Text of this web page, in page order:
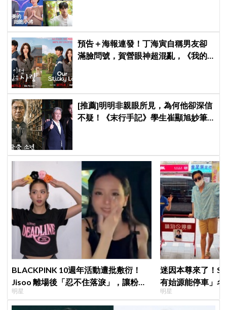
預告＋海報連發！丁海寅自稱男友卻
滿臉問號，賀營眼神超混亂，《我的
[推薦]明明非親眼所見，為何他卻深信
不疑！《末行手記》學生崔顯旭妙筆
BLACKPINK 10週年活動遭批敷衍！
Jisoo 離場後「忍不住落淚」，讓粉絲
看了好心疼
明星
迷因本尊來了！
有始源能停車」
照片」，店家尖
明星